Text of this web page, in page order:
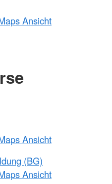
Ansicht
Ansicht
(BG)
Ansicht